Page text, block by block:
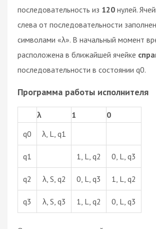
последовательность из 120 нулей.
слева от последовательности
символами «λ». В начальный момент
расположена в ближайшей ячейке
последовательности в состоянии q0.
Программа работы исполнителя
λ 1
0
q0
λ, L, q1
q1 1, L, q2 0, L, q3
q2 λ, S, q2 0, L, q3 1, L, q2
q3 λ, S, q3 1, L, q2 0, L, q3